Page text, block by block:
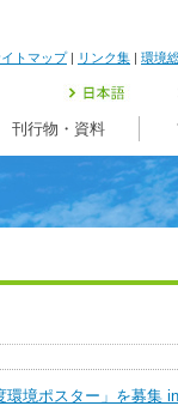
トマップ| リンク集 | 環境
刊行物・資料
環境ポスター」を募集